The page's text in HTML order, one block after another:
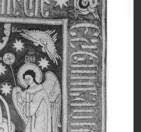
Галерея Вопрос-ответ
Свято-Троицкий собор